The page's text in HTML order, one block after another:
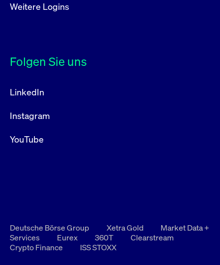
Weitere Logins
Folgen Sie uns
LinkedIn
Instagram
YouTube
Deutsche Börse Group Xetra Gold
Market Data +
Services
Eurex 360T
Clearstream
Crypto Finance
ISS STOXX